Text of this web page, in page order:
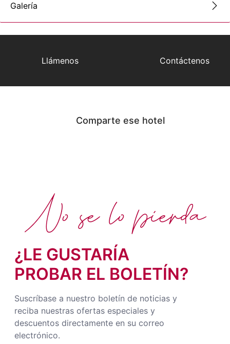
Galería
Llámenos Contáctenos
Comparte ese hotel
¿LE GUSTARÍA
PROBAR EL BOLETÍN?
Suscríbase a nuestro boletín de noticias y
reciba nuestras ofertas especiales y
descuentos directamente en su correo
electrónico.
No se lo pierda